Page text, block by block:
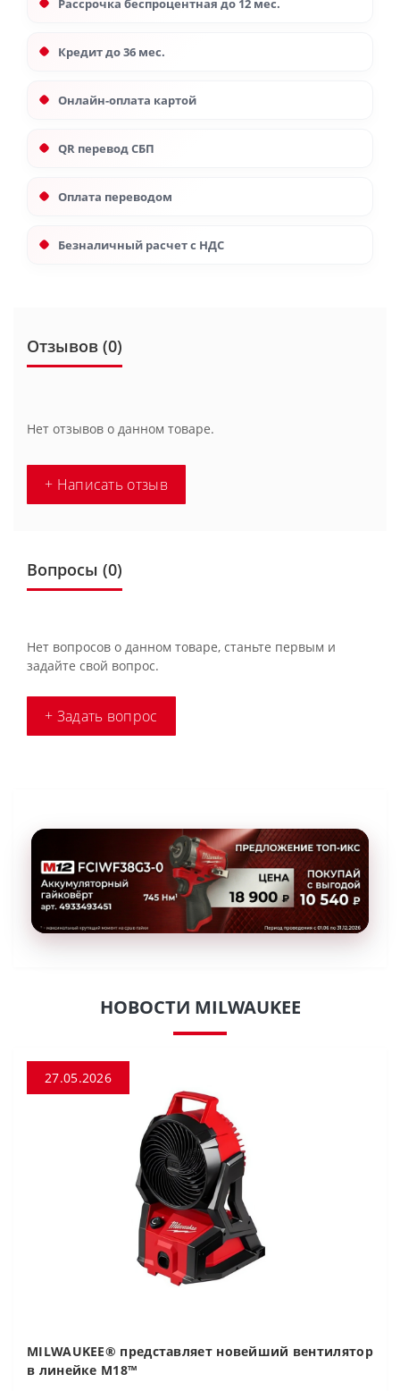
Рассрочка беспроцентная до 12 мес.
Кредит до 36 мес.
Онлайн-оплата картой
QR перевод СБП
Оплата переводом
Безналичный расчет с НДС
Отзывов (0)
Нет отзывов о данном товаре.
+ Написать отзыв
Вопросы (0)
Нет вопросов о данном товаре, станьте первым и
задайте свой вопрос.
+ Задать вопрос
НОВОСТИ MILWAUKEE
27.05.2026
MILWAUKEE® представляет новейший вентилятор
в линейке M18™